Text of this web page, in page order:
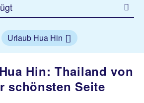
Urlaub Hua Hin
Hin: Thailand von
schönsten Seite